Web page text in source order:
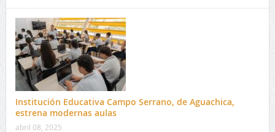
Institución Educativa Campo Serrano, de Aguachica,
estrena modernas aulas
abril 08, 2025